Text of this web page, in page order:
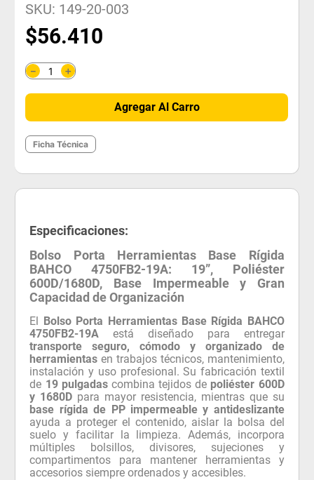
SKU: 149-20-003
$56.410
＋
－
Agregar Al Carro
Ficha Técnica
Especificaciones:
Bolso Porta Herramientas Base Rígida
BAHCO 4750FB2-19A: 19”, Poliéster
600D/1680D, Base Impermeable y Gran
Capacidad de Organización
El Bolso Porta Herramientas Base Rígida BAHCO
4750FB2-19A está diseñado para entregar
transporte seguro, cómodo y organizado de
herramientas en trabajos técnicos, mantenimiento,
instalación y uso profesional. Su fabricación textil
de 19 pulgadascombina tejidos de poliéster 600D
y 1680D para mayor resistencia, mientras que su
base rígida de PP impermeable y antideslizante
ayuda a proteger el contenido, aislar la bolsa del
suelo y facilitar la limpieza. Además, incorpora
múltiples bolsillos, divisores, sujeciones y
compartimentos para mantener herramientas y
accesorios siempre ordenados y accesibles.